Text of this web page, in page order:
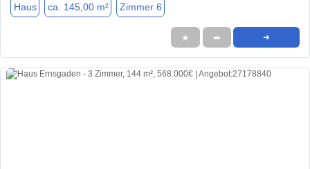
Haus ca. 145,00 m² Zimmer 6
★ ➦ ➜